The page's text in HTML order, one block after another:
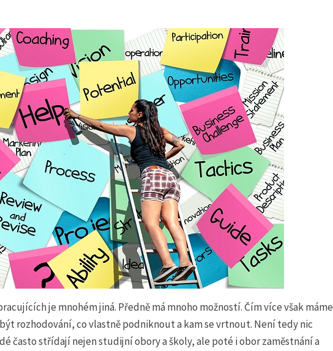
je mnohém jiná. Předně má mnoho možností. Čím více však máme
rozhodování, co vlastně podniknout a kam se vrtnout. Není tedy nic
často střídají nejen studijní obory a školy, ale poté i obor zaměstnání a